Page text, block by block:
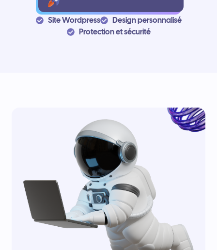
Site Wordpress
Design personnalisé
Protection et sécurité